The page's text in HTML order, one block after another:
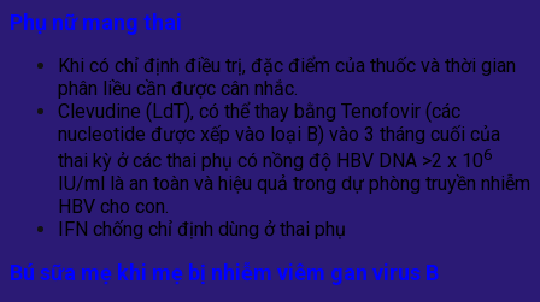
Phụ nữ mang thai
Khi có chỉ định điều trị, đặc điểm của thuốc và thời gian
phân liều cần được cân nhắc.
Clevudine (LdT), có thể thay bằng Tenofovir (các
nucleotide được xếp vào loại B) vào 3 tháng cuối của
thai kỳ ở các thai phụ có nồng độ HBV DNA >2 x 106
IU/ml là an toàn và hiệu quả trong dự phòng truyền nhiễm
HBV cho con.
IFN chống chỉ định dùng ở thai phụ
Bú sữa mẹ khi mẹ bị nhiễm viêm gan virus B